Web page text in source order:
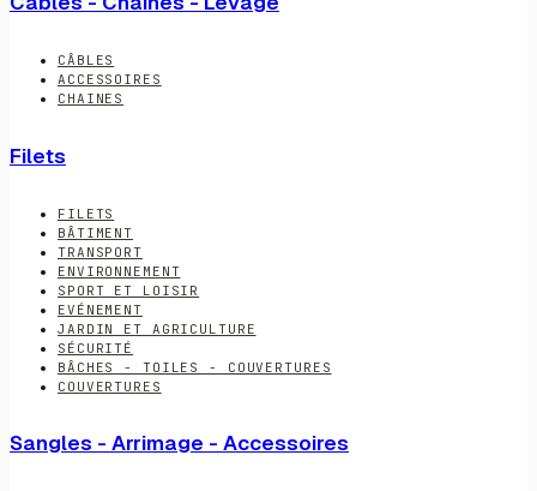
CÂBLES
ACCESSOIRES
CHAINES
Filets
FILETS
BÂTIMENT
TRANSPORT
ENVIRONNEMENT
SPORT ET LOISIR
EVÉNEMENT
JARDIN ET AGRICULTURE
SÉCURITÉ
BÂCHES - TOILES - COUVERTURES
COUVERTURES
Sangles - Arrimage - Accessoires